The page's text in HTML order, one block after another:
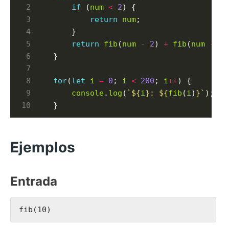
if (num < 2) {
return
num;
    }
return
fib (num - 2) + fib (num -
}
for(let i = 0 ; i < 200 ; i++) {
console. log ( ` ${i} : ${fib (i) }` );
}
Ejemplos
Entrada